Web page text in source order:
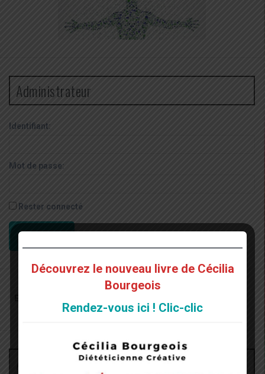
Administrateur
Identifiant:
Mot de passe:
Rester connecté
CONNEXION
Découvrez le nouveau livre de Cécilia
Bourgeois
Rendez-vous ici ! Clic-clic